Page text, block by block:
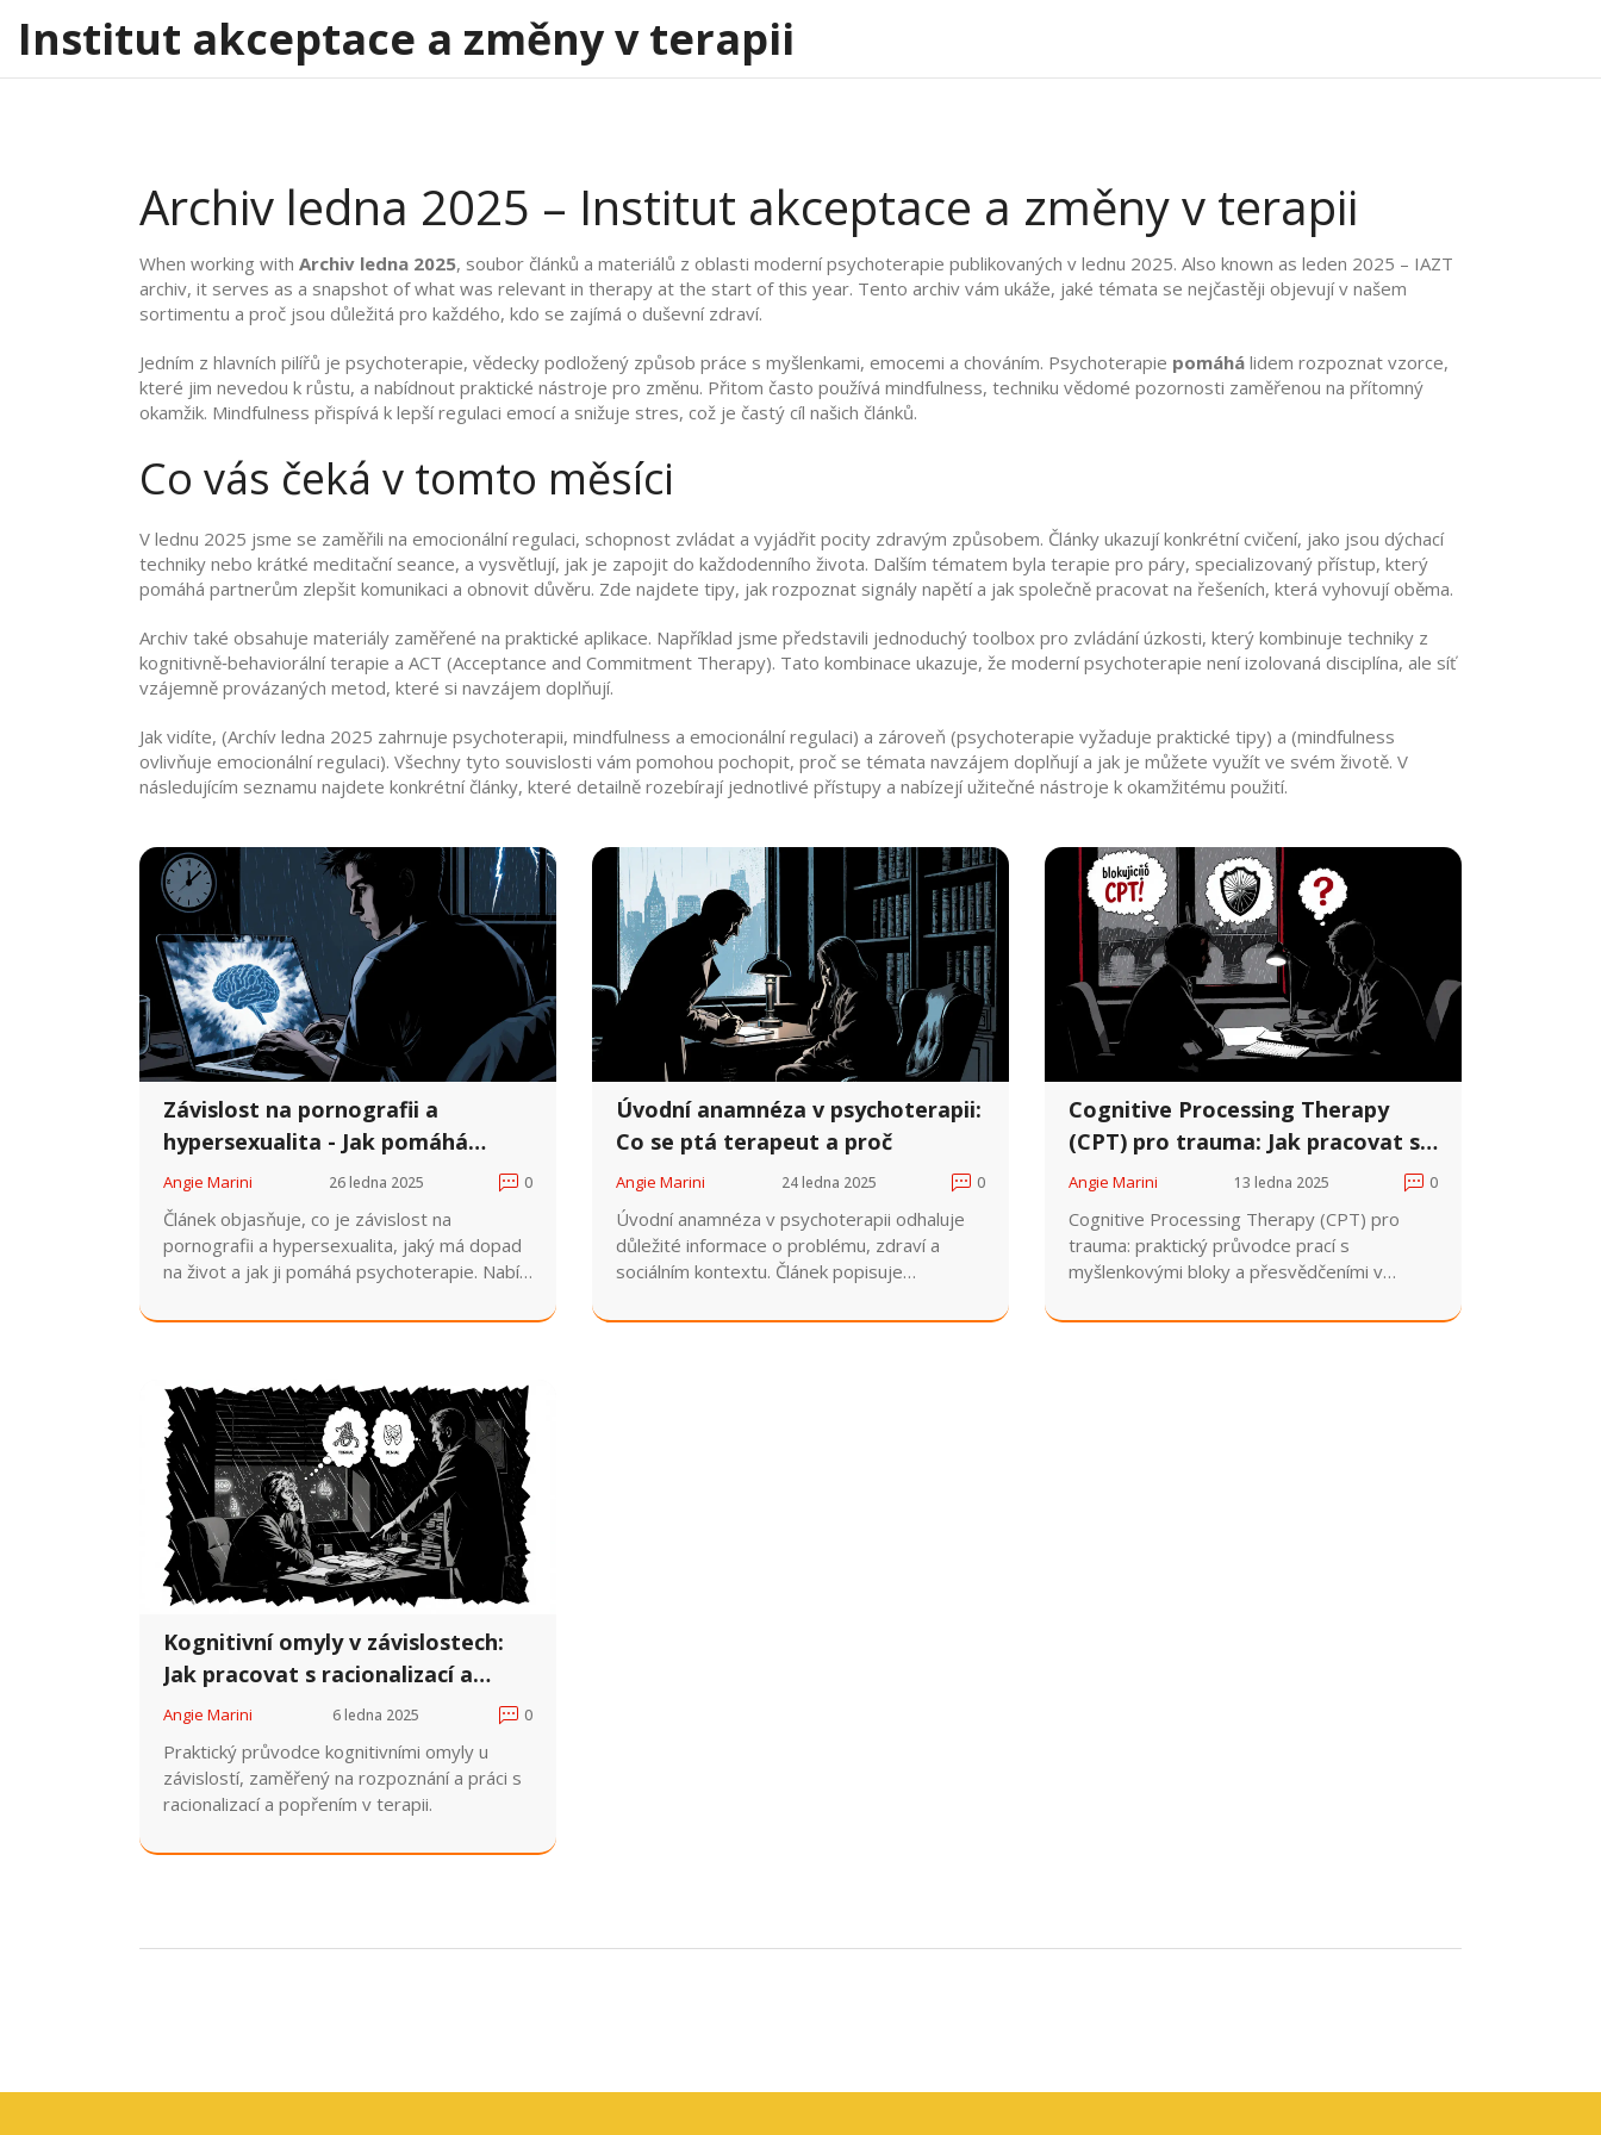
Institut akceptace a změny v terapii
Archiv ledna 2025 – Institut akceptace a změny v terapii
When working with Archiv ledna 2025, soubor článků a materiálů z oblasti moderní psychoterapie publikovaných v lednu 2025. Also known as leden 2025 – IAZT
archiv, it serves as a snapshot of what was relevant in therapy at the start of this year. Tento archiv vám ukáže, jaké témata se nejčastěji objevují v našem
sortimentu a proč jsou důležitá pro každého, kdo se zajímá o duševní zdraví.
Jedním z hlavních pilířů je psychoterapie, vědecky podložený způsob práce s myšlenkami, emocemi a chováním. Psychoterapie pomáhá lidem rozpoznat vzorce,
které jim nevedou k růstu, a nabídnout praktické nástroje pro změnu. Přitom často používá mindfulness, techniku vědomé pozornosti zaměřenou na přítomný
okamžik. Mindfulness přispívá k lepší regulaci emocí a snižuje stres, což je častý cíl našich článků.
Co vás čeká v tomto měsíci
V lednu 2025 jsme se zaměřili na emocionální regulaci, schopnost zvládat a vyjádřit pocity zdravým způsobem. Články ukazují konkrétní cvičení, jako jsou dýchací
techniky nebo krátké meditační seance, a vysvětlují, jak je zapojit do každodenního života. Dalším tématem byla terapie pro páry, specializovaný přístup, který
pomáhá partnerům zlepšit komunikaci a obnovit důvěru. Zde najdete tipy, jak rozpoznat signály napětí a jak společně pracovat na řešeních, která vyhovují oběma.
Archiv také obsahuje materiály zaměřené na praktické aplikace. Například jsme představili jednoduchý toolbox pro zvládání úzkosti, který kombinuje techniky z
kognitivně‑behaviorální terapie a ACT (Acceptance and Commitment Therapy). Tato kombinace ukazuje, že moderní psychoterapie není izolovaná disciplína, ale síť
vzájemně provázaných metod, které si navzájem doplňují.
Jak vidíte, (Archív ledna 2025 zahrnuje psychoterapii, mindfulness a emocionální regulaci) a zároveň (psychoterapie vyžaduje praktické tipy) a (mindfulness
ovlivňuje emocionální regulaci). Všechny tyto souvislosti vám pomohou pochopit, proč se témata navzájem doplňují a jak je můžete využít ve svém životě. V
následujícím seznamu najdete konkrétní články, které detailně rozebírají jednotlivé přístupy a nabízejí užitečné nástroje k okamžitému použití.
Závislost na pornografii a
hypersexualita - Jak pomáhá
psychoterapie
Angie Marini 26 ledna 2025 0
Článek objasňuje, co je závislost na
pornografii a hypersexualita, jaký má dopad
na život a jak ji pomáhá psychoterapie. Nabízí
odpovídá na časté otázky.
Úvodní anamnéza v psychoterapii:
Co se ptá terapeut a proč
Angie Marini 24 ledna 2025 0
Úvodní anamnéza v psychoterapii odhaluje
důležité informace o problému, zdraví a
sociálním kontextu. Článek popisuje
rozhovor připravit.
Cognitive Processing Therapy
(CPT) pro trauma: Jak pracovat s
významy a přesvědčeními
Angie Marini 13 ledna 2025 0
Cognitive Processing Therapy (CPT) pro
trauma: praktický průvodce prací s
myšlenkovými bloky a přesvědčeními v
tipů pro terapeuty.
Kognitivní omyly v závislostech:
Jak pracovat s racionalizací a
popřením
Angie Marini 6 ledna 2025 0
Praktický průvodce kognitivními omyly u
závislostí, zaměřený na rozpoznání a práci s
racionalizací a popřením v terapii.